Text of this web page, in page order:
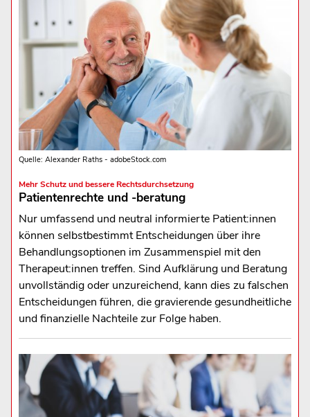
Quelle: Alexander Raths - adobeStock.com
Mehr Schutz und bessere Rechtsdurchsetzung
Patientenrechte und -beratung
Nur umfassend und neutral informierte Patient:innen
können selbstbestimmt Entscheidungen über ihre
Behandlungsoptionen im Zusammenspiel mit den
Therapeut:innen treffen. Sind Aufklärung und Beratung
unvollständig oder unzureichend, kann dies zu falschen
Entscheidungen führen, die gravierende gesundheitliche
und finanzielle Nachteile zur Folge haben.